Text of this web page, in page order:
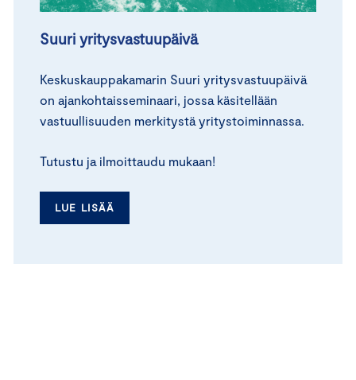
Suuri yritysvastuupäivä
Keskuskauppakamarin Suuri yritysvastuupäivä
on ajankohtaisseminaari, jossa käsitellään
vastuullisuuden merkitystä yritystoiminnassa.
Tutustu ja ilmoittaudu mukaan!
LUE LISÄÄ